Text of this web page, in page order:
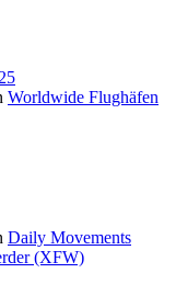
Worldwide Flughäfen
Daily Movements
(XFW)